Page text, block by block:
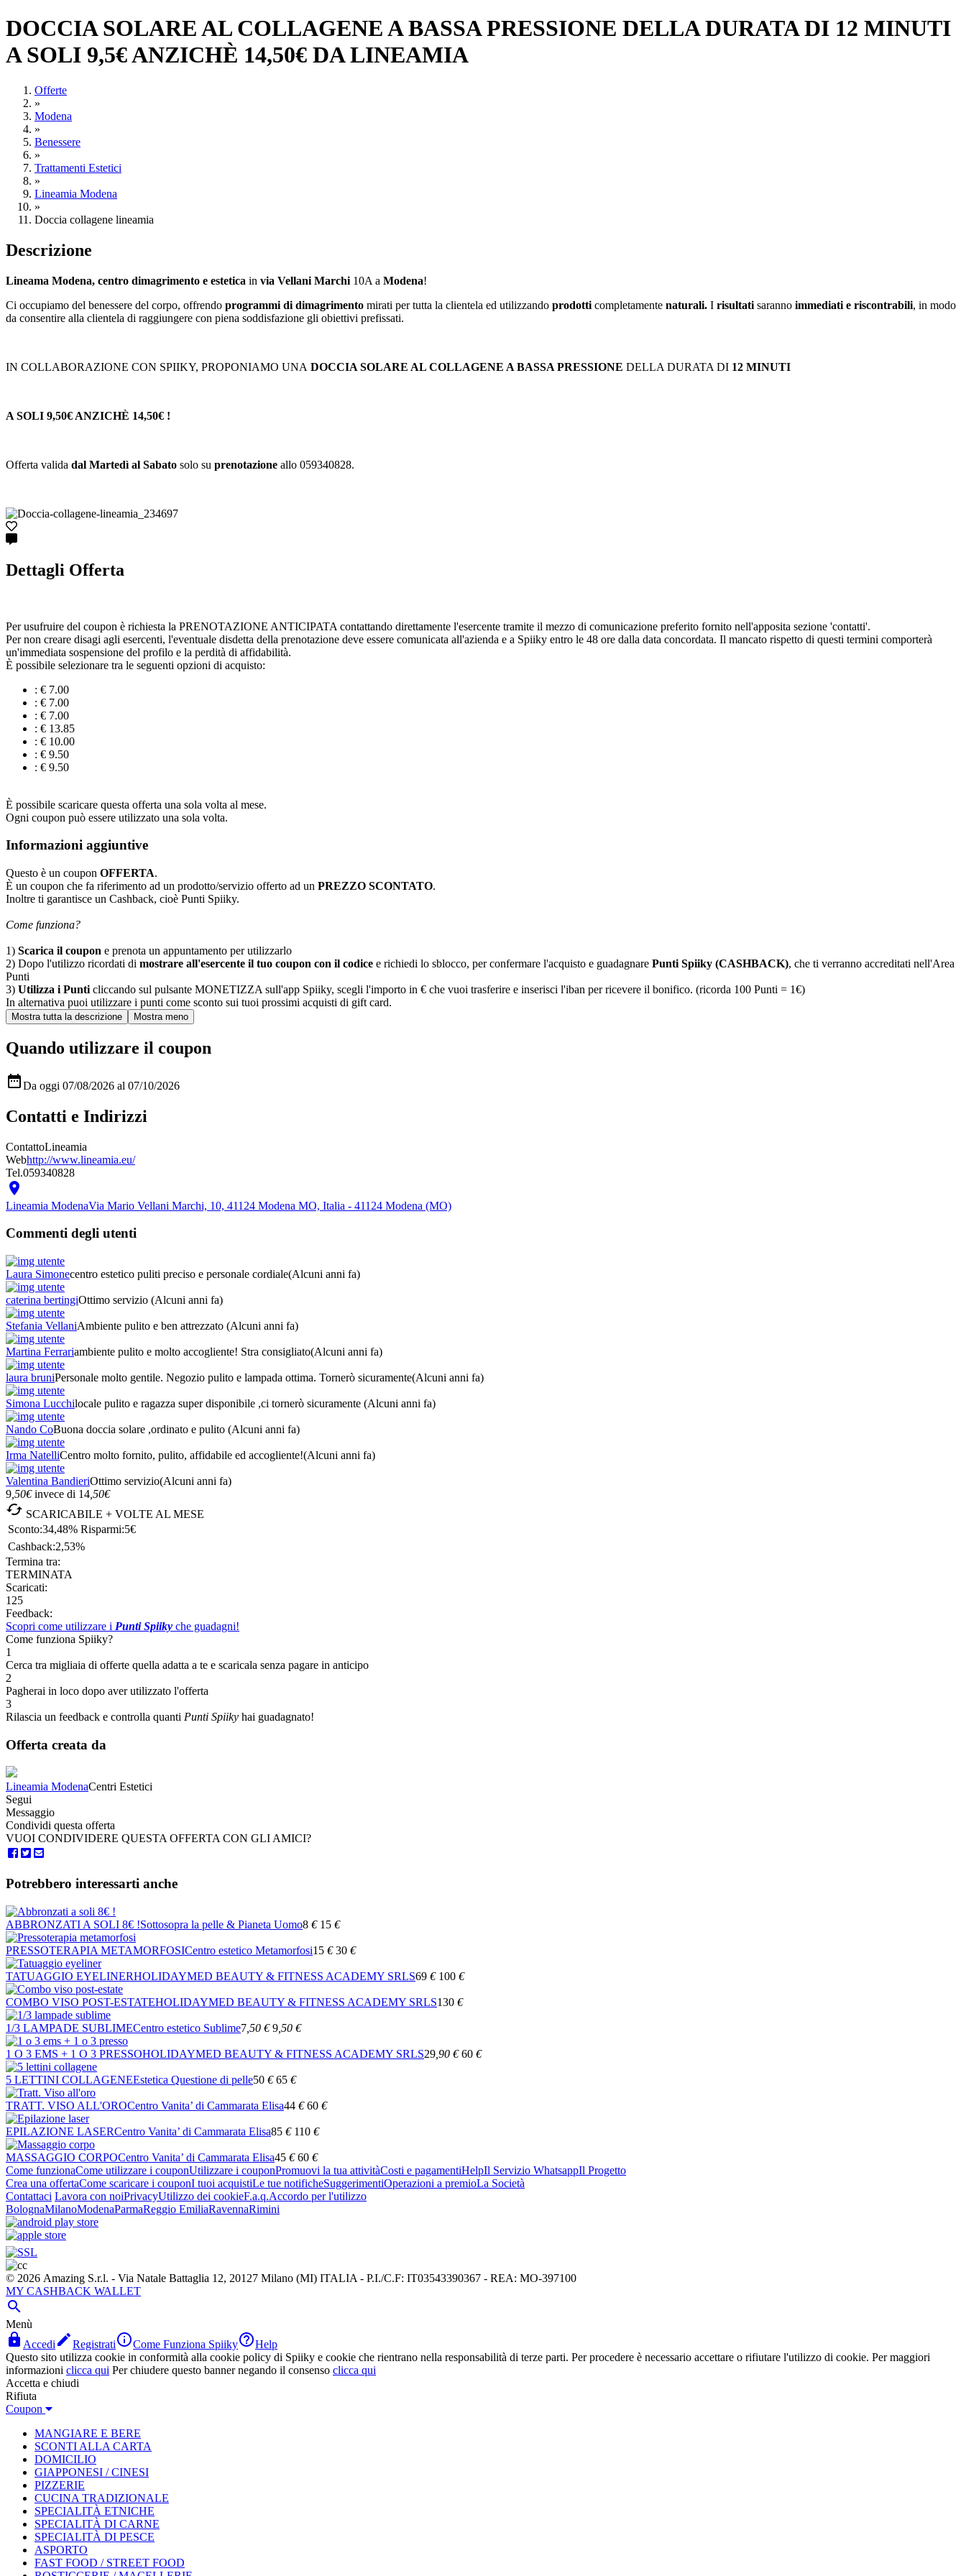
DOCCIA SOLARE AL COLLAGENE A BASSA PRESSIONE DELLA DURATA DI 12 MINUTI
A SOLI 9,5€ ANZICHÈ 14,50€ DA LINEAMIA
Offerte
»
Modena
»
Benessere
»
Trattamenti Estetici
»
Lineamia Modena
»
Doccia collagene lineamia
Descrizione
Lineama Modena, centro dimagrimento e estetica in via Vellani Marchi 10A a Modena!
Ci occupiamo del benessere del corpo, offrendo programmi di dimagrimento mirati per tutta la clientela ed utilizzando prodotti completamente naturali. I risultati saranno immediati e riscontrabili, in modo
da consentire alla clientela di raggiungere con piena soddisfazione gli obiettivi prefissati.
IN COLLABORAZIONE CON SPIIKY, PROPONIAMO UNA DOCCIA SOLARE AL COLLAGENE A BASSA PRESSIONE DELLA DURATA DI 12 MINUTI
A SOLI 9,50€ ANZICHÈ 14,50€ !
Offerta valida dal Martedì al Sabato solo su prenotazione allo 059340828.
Dettagli Offerta
Per usufruire del coupon è richiesta la PRENOTAZIONE ANTICIPATA contattando direttamente l'esercente tramite il mezzo di comunicazione preferito fornito nell'apposita sezione 'contatti'.
Per non creare disagi agli esercenti, l'eventuale disdetta della prenotazione deve essere comunicata all'azienda e a Spiiky entro le 48 ore dalla data concordata. Il mancato rispetto di questi termini comporterà
un'immediata sospensione del profilo e la perdità di affidabilità.
È possibile selezionare tra le seguenti opzioni di acquisto:
: € 7.00
: € 7.00
: € 7.00
: € 13.85
: € 10.00
: € 9.50
: € 9.50
È possibile scaricare questa offerta una sola volta al mese.
Ogni coupon può essere utilizzato una sola volta.
Informazioni aggiuntive
Questo è un coupon OFFERTA.
È un coupon che fa riferimento ad un prodotto/servizio offerto ad un PREZZO SCONTATO.
Inoltre ti garantisce un Cashback, cioè Punti Spiiky.
Come funziona?
1) Scarica il coupon e prenota un appuntamento per utilizzarlo
2) Dopo l'utilizzo ricordati di mostrare all'esercente il tuo coupon con il codice e richiedi lo sblocco, per confermare l'acquisto e guadagnare Punti Spiiky (CASHBACK), che ti verranno accreditati nell'Area
Punti
3) Utilizza i Punti cliccando sul pulsante MONETIZZA sull'app Spiiky, scegli l'importo in € che vuoi trasferire e inserisci l'iban per ricevere il bonifico. (ricorda 100 Punti = 1€)
In alternativa puoi utilizzare i punti come sconto sui tuoi prossimi acquisti di gift card.
Quando utilizzare il coupon
Da oggi 07/08/2026 al 07/10/2026
Contatti e Indirizzi
ContattoLineamia
Webhttp://www.lineamia.eu/
Tel.059340828

Lineamia ModenaVia Mario Vellani Marchi, 10, 41124 Modena MO, Italia - 41124 Modena (MO)
Commenti degli utenti
Laura Simonecentro estetico puliti preciso e personale cordiale(Alcuni anni fa)
caterina bertingiOttimo servizio (Alcuni anni fa)
Stefania VellaniAmbiente pulito e ben attrezzato (Alcuni anni fa)
Martina Ferrariambiente pulito e molto accogliente! Stra consigliato(Alcuni anni fa)
laura bruniPersonale molto gentile. Negozio pulito e lampada ottima. Tornerò sicuramente(Alcuni anni fa)
Simona Lucchilocale pulito e ragazza super disponibile ,ci tornerò sicuramente (Alcuni anni fa)
Nando CoBuona doccia solare ,ordinato e pulito (Alcuni anni fa)
Irma NatelliCentro molto fornito, pulito, affidabile ed accogliente!(Alcuni anni fa)
Valentina BandieriOttimo servizio(Alcuni anni fa)
9 ,50€ invece di 14 ,50€
 SCARICABILE + VOLTE AL MESE
Sconto:34,48% Risparmi:5€
Cashback:2,53%
Termina tra:
TERMINATA
Scaricati:
125
Feedback:
Scopri come utilizzare i Punti Spiiky che guadagni!
Come funziona Spiiky?
1
Cerca tra migliaia di offerte quella adatta a te e scaricala senza pagare in anticipo
2
Pagherai in loco dopo aver utilizzato l'offerta
3
Rilascia un feedback e controlla quanti Punti Spiiky hai guadagnato!
Offerta creata da
Lineamia ModenaCentri Estetici
Segui
Messaggio
Condividi questa offerta
VUOI CONDIVIDERE QUESTA OFFERTA CON GLI AMICI?
Potrebbero interessarti anche
ABBRONZATI A SOLI 8€ !Sottosopra la pelle & Pianeta Uomo8 € 15 €
PRESSOTERAPIA METAMORFOSICentro estetico Metamorfosi15 € 30 €
TATUAGGIO EYELINERHOLIDAYMED BEAUTY & FITNESS ACADEMY SRLS69 € 100 €
COMBO VISO POST-ESTATEHOLIDAYMED BEAUTY & FITNESS ACADEMY SRLS130 €
1/3 LAMPADE SUBLIMECentro estetico Sublime7 ,50 € 9 ,50 €
1 O 3 EMS + 1 O 3 PRESSOHOLIDAYMED BEAUTY & FITNESS ACADEMY SRLS29 ,90 € 60 €
5 LETTINI COLLAGENEEstetica Questione di pelle50 € 65 €
TRATT. VISO ALL'OROCentro Vanita’ di Cammarata Elisa44 € 60 €
EPILAZIONE LASERCentro Vanita’ di Cammarata Elisa85 € 110 €
MASSAGGIO CORPOCentro Vanita’ di Cammarata Elisa45 € 60 €
Come funzionaCome utilizzare i couponUtilizzare i couponPromuovi la tua attivitàCosti e pagamentiHelpIl Servizio WhatsappIl Progetto
Crea una offertaCome scaricare i couponI tuoi acquistiLe tue notificheSuggerimentiOperazioni a premioLa Società
Contattaci Lavora con noiPrivacyUtilizzo dei cookieF.a.q.Accordo per l'utilizzo
BolognaMilanoModenaParmaReggio EmiliaRavennaRimini
© 2026 Amazing S.r.l. - Via Natale Battaglia 12, 20127 Milano (MI) ITALIA - P.I./C.F: IT03543390367 - REA: MO-397100
MY CASHBACK WALLET

Menù
 Accedi RegistratiCome Funziona SpiikyHelp
Questo sito utilizza cookie in conformità alla cookie policy di Spiiky e cookie che rientrano nella responsabilità di terze parti. Per procedere è necessario accettare o rifiutare l'utilizzo di cookie. Per maggiori
informazioni clicca qui Per chiudere questo banner negando il consenso clicca qui
Accetta e chiudi
Rifiuta
Coupon
MANGIARE E BERE
SCONTI ALLA CARTA
DOMICILIO
GIAPPONESI / CINESI
PIZZERIE
CUCINA TRADIZIONALE
SPECIALITÀ ETNICHE
SPECIALITÀ DI CARNE
SPECIALITÀ DI PESCE
ASPORTO
FAST FOOD / STREET FOOD